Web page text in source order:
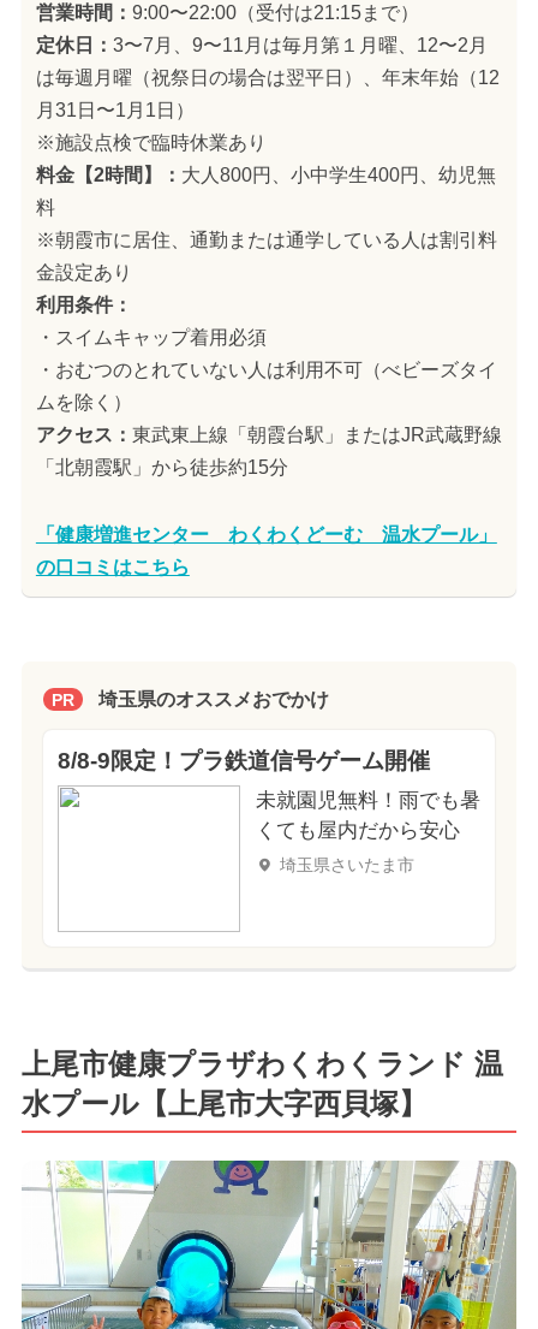
営業時間： 9:00〜22:00（受付は21:15まで）
定休日： 3〜7月、9〜11月は毎月第１月曜、12〜2月
は毎週月曜（祝祭日の場合は翌平日）、年末年始（12
月31日〜1月1日）
※施設点検で臨時休業あり
料金【2時間】： 大人800円、小中学生400円、幼児無
料
※朝霞市に居住、通勤または通学している人は割引料
金設定あり
利用条件：
・スイムキャップ着用必須
・おむつのとれていない人は利用不可（べビーズタイ
ムを除く）
アクセス： 東武東上線「朝霞台駅」またはJR武蔵野線
「北朝霞駅」から徒歩約15分
「健康増進センター わくわくどーむ 温水プール」
の口コミはこちら
PR 埼玉県のオススメおでかけ
8/8-9限定！プラ鉄道信号ゲーム開催
未就園児無料！雨でも暑
くても屋内だから安心
埼玉県さいたま市
上尾市健康プラザわくわくランド 温
水プール【上尾市大字西貝塚】